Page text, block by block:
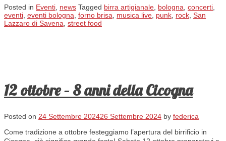
Posted in Eventi news Tagged birra artigianale bologna concerti
eventi eventi bologna forno brisa musica live punk rock San
Lazzaro di Savena street food
12 ottobre – 8 anni della Cicogna
Posted on 24 Settembre 202426 Settembre 2024 by federica
Come tradizione a ottobre festeggiamo l’apertura del birrificio in